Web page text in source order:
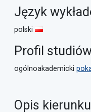
Język
polski
Profil
ogólnoakademicki
Opis kierunku